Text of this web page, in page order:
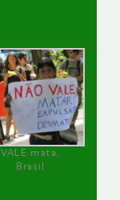
VALE mata,
Brasil